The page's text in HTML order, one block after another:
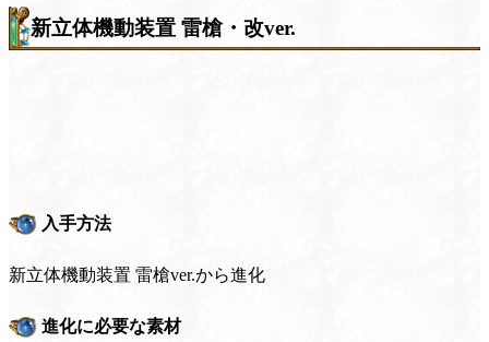
新立体機動装置 雷槍・改ver.
入手方法
新立体機動装置 雷槍ver.から進化
進化に必要な素材